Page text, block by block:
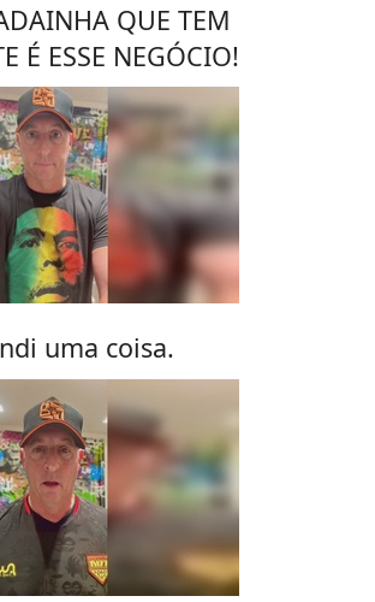
QUE TEM
É ESSE NEGÓCIO!
uma coisa.